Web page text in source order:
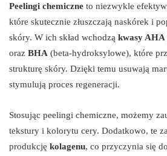
Peelingi chemiczne to niezwykle
które skutecznie złuszczają naskórek i
skóry. W ich skład wchodzą kwasy AHA
oraz BHA (beta-hydroksylowe), które
strukturę skóry. Dzięki temu usuwają
stymulują proces regeneracji.
Stosując peelingi chemiczne, możemy
tekstury i kolorytu cery. Dodatkowo, te
produkcję kolagenu, co przyczynia się